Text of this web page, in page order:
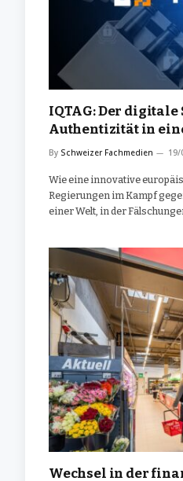
IQTAG: Der
Authentizität in
By Schweizer Fachmedien 19/
Wie eine innovative
Regierungen im Kampf
einer Welt, in der
Wechsel in der